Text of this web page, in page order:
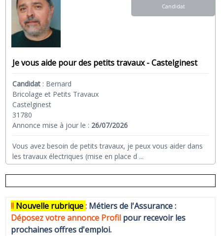
Je vous aide pour des petits travaux - Castelginest
Candidat : Bernard
Bricolage et Petits Travaux
Castelginest
31780
Annonce mise à jour le : 26/07/2026
Vous avez besoin de petits travaux, je peux vous aider dans
les travaux électriques (mise en place d ...
Candidat
!! Nouvelle rubrique: Métiers de l'Assurance :
Déposez votre annonce Profil pour recevoir les
prochaines offres d'emploi.